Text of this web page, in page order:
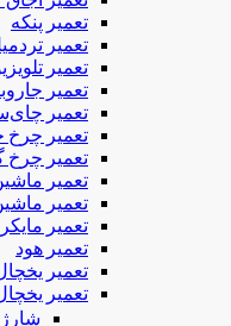
تعمیر پنکه
تعمیر
تعمیر
تعمیر
تعمیر
تعمیر چرخ
تعمیر
تعمیر
تعمیر
تعمیر
تعمیر هود
تعمیر
تعمیر